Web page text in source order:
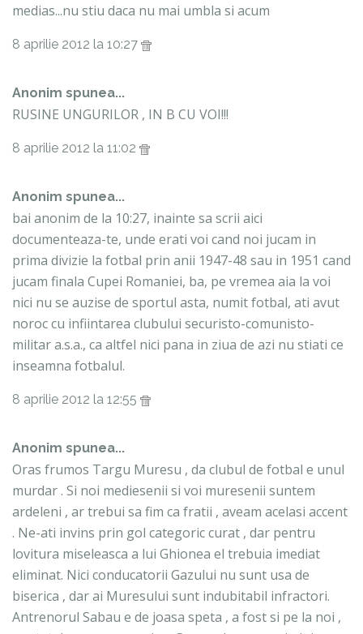
medias...nu stiu daca nu mai umbla si acum
8 aprilie 2012 la 10:27
Anonim spunea...
RUSINE UNGURILOR , IN B CU VOI!!!
8 aprilie 2012 la 11:02
Anonim spunea...
bai anonim de la 10:27, inainte sa scrii aici
documenteaza-te, unde erati voi cand noi jucam in
prima divizie la fotbal prin anii 1947-48 sau in 1951 cand
jucam finala Cupei Romaniei, ba, pe vremea aia la voi
nici nu se auzise de sportul asta, numit fotbal, ati avut
noroc cu infiintarea clubului securisto-comunisto-
militar a.s.a., ca altfel nici pana in ziua de azi nu stiati ce
inseamna fotbalul.
8 aprilie 2012 la 12:55
Anonim spunea...
Oras frumos Targu Muresu , da clubul de fotbal e unul
murdar . Si noi mediesenii si voi muresenii suntem
ardeleni , ar trebui sa fim ca fratii , aveam acelasi accent
. Ne-ati invins prin gol categoric curat , dar pentru
lovitura miseleasca a lui Ghionea el trebuia imediat
eliminat. Nici conducatorii Gazului nu sunt usa de
biserica , dar ai Muresului sunt indubitabil infractori.
Antrenorul Sabau e de joasa speta , a fost si pe la noi ,